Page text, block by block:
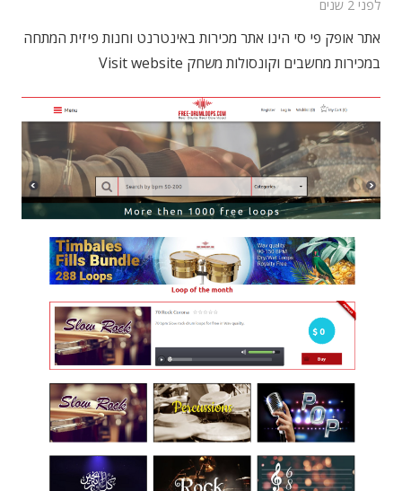
לפני 2 שנים
אתר אופק פי סי הינו אתר מכירות באינטרנט וחנות פיזית המתחה
במכירות מחשבים וקונסולות משחק Visit website